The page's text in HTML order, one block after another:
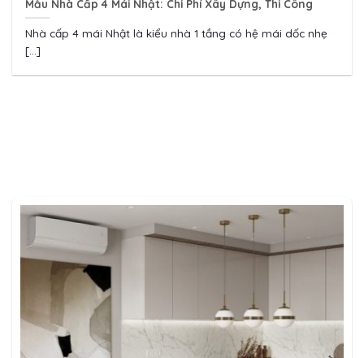
Mẫu Nhà Cấp 4 Mái Nhật: Chi Phí Xây Dựng, Thi Công
Nhà cấp 4 mái Nhật là kiểu nhà 1 tầng có hệ mái dốc nhẹ
[...]